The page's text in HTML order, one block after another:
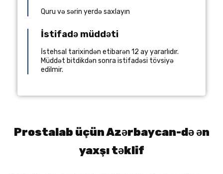
Quru və sərin yerdə saxlayın
İstifadə müddəti
İstehsal tarixindən etibarən 12 ay yararlıdır.
Müddət bitdikdən sonra istifadəsi tövsiyə
edilmir.
Prostalab üçün Azərbaycan-də ən
yaxşı təklif